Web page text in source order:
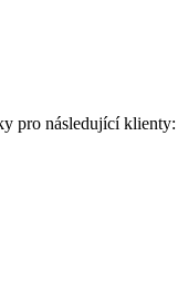
pro následující klienty: